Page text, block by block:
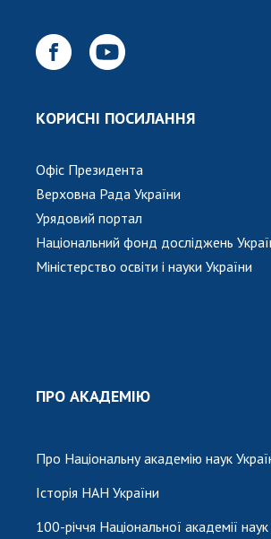
КОРИСНІ ПОСИЛАННЯ
Офіс Президента
Верховна Рада України
Урядовий портал
Національний фонд досліджень
Міністерство освіти і науки України
ПРО АКАДЕМІЮ
Про Національну академію наук
Історія НАН України
100-річчя Національної академії наук